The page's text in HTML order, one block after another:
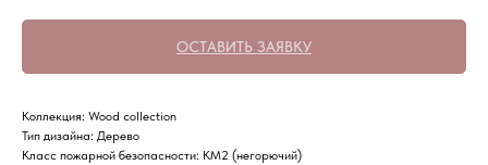
ОСТАВИТЬ ЗАЯВКУ
Коллекция: Wood collection
Тип дизайна: Дерево
Класс пожарной безопасности: КМ2 (негорючий)